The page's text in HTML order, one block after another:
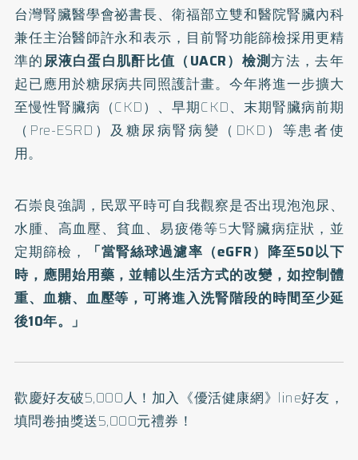
台灣腎臟醫學會祕書長、衛福部立雙和醫院腎臟內科
兼任主治醫師許永和表示，目前腎功能篩檢採用更精
準的尿液白蛋白肌酐比值（UACR）檢測方法，去年
起已應用於糖尿病共同照護計畫。今年將進一步擴大
至慢性腎臟病（CKD）、早期CKD、末期腎臟病前期
（Pre-ESRD）及糖尿病腎病變（DKD）等患者使
用。
石崇良強調，民眾平時可自我觀察是否出現泡泡尿、
水腫、高血壓、貧血、易疲倦等5大腎臟病症狀，並
定期篩檢，
「當腎絲球過濾率（eGFR）降至50以下
時，應開始用藥，並輔以生活方式的改變，如控制體
重、血糖、血壓等，可將進入洗腎階段的時間至少延
後10年。」
歡慶好友破5,000人！加入 《優活健康網》line好友 ，
填問卷抽獎送5,000元禮券！